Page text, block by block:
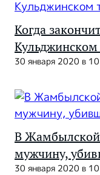
Когда
30 января 2020 в
В Жамбылской
мужчину,
30 января 2020 в